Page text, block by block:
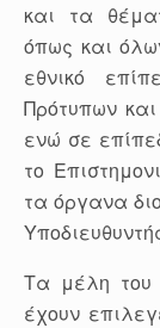
και τα
όπως και
εθνικό
Πρότυπων
ενώ σε
το
τα όργανα
Τα μέλη του
έχουν